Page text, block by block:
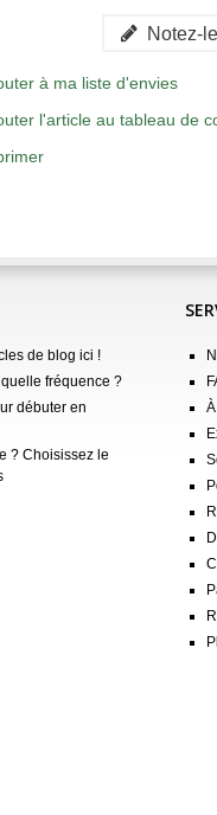
Notez-le
à ma liste d'envies
l'article au tableau de
de blog ici !
fréquence ?
débuter en
? Choisissez le